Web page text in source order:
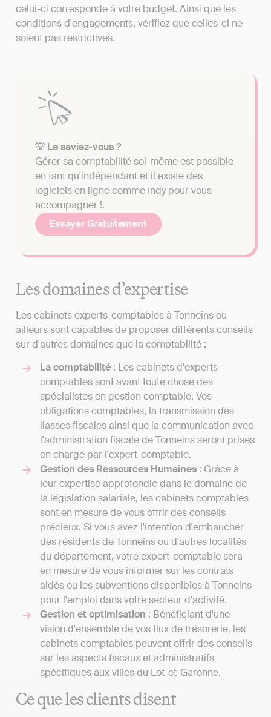
celui-ci corresponde à votre budget. Ainsi que les
conditions d'engagements, vérifiez que celles-ci ne
soient pas restrictives.
💡 Le saviez-vous ?
Gérer sa comptabilité soi-même est possible
en tant qu'indépendant et il existe des
logiciels en ligne comme Indy pour vous
accompagner !.
Essayer Gratuitement
Les domaines d’expertise
Les cabinets experts-comptables à Tonneins ou
ailleurs sont capables de proposer différents conseils
sur d'autres domaines que la comptabilité :
La comptabilité : Les cabinets d'experts-
comptables sont avant toute chose des
spécialistes en gestion comptable. Vos
obligations comptables, la transmission des
liasses fiscales ainsi que la communication avec
l'administration fiscale de Tonneins seront prises
en charge par l'expert-comptable.
Gestion des Ressources Humaines : Grâce à
leur expertise approfondie dans le domaine de
la législation salariale, les cabinets comptables
sont en mesure de vous offrir des conseils
précieux. Si vous avez l'intention d'embaucher
des résidents de Tonneins ou d'autres localités
du département, votre expert-comptable sera
en mesure de vous informer sur les contrats
aidés ou les subventions disponibles à Tonneins
pour l'emploi dans votre secteur d'activité.
Gestion et optimisation : Bénéficiant d'une
vision d'ensemble de vos flux de trésorerie, les
cabinets comptables peuvent offrir des conseils
sur les aspects fiscaux et administratifs
spécifiques aux villes du Lot-et-Garonne.
Ce que les clients disent